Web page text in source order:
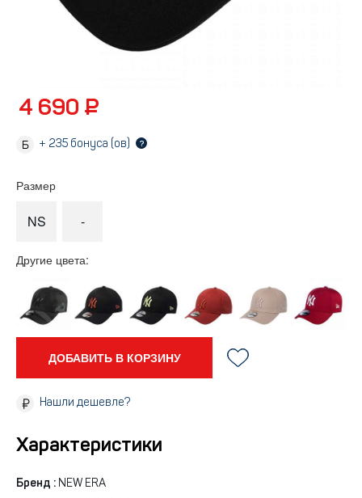
4 690 ₽
+ 235 бонуса (ов) ?
Размер
NS -
Другие цвета:
ДОБАВИТЬ В КОРЗИНУ
Нашли дешевле?
Характеристики
Бренд : NEW ERA